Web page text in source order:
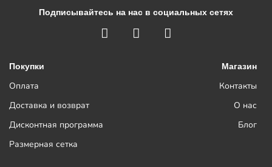
Подписывайтесь на нас в социальных сетях
Покупки Магазин
Оплата
Контакты
Доставка и возврат
О нас
Дисконтная программа
Блог
Размерная сетка